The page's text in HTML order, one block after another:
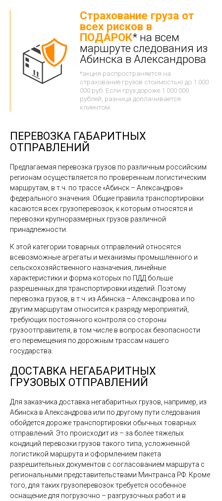
Страхование груза от
всех рисков в
ПОДАРОК* на всем
маршруте следования из
Абинска в Александрова
*акция распространяется на
страхование грузов стоимостью до 1 000
000 руб. Если груз дороже 1 000 000
рублей, разница доплачивается
клиентом.
ПЕРЕВОЗКА ГАБАРИТНЫХ
ОТПРАВЛЕНИЙ
Предлагаемая перевозка грузов по различным российским
регионам осуществляется по проверенным логистическим
маршрутам, в т.ч. по трассе «Абинск – Александров»
федерального значения. Общие правила транспортировки
касаются всех грузоперевозок, к которым относятся и
перевозки крупноразмерных грузов различной
принадлежности.
К этой категории товарных отправлений относятся
всевозможные агрегаты и механизмы промышленного и
сельскохозяйственного назначения, линейные
характеристики и форма которых по ПДД больше
разрешенных для транспортировки изделий. Поэтому
перевозка грузов, в т.ч. из Абинска – Александрова и по
другим маршрутам относится к разряду мероприятий,
требующих постоянного контроля со стороны
грузоотправителя, в том числе в вопросах безопасности
его перемещения по дорожным трассам нашего
государства.
ДОСТАВКА НЕГАБАРИТНЫХ
ГРУЗОВЫХ ОТПРАВЛЕНИЙ
Для заказчика доставка негабаритных грузов, например, из
Абинска в Александрова или по другому пути следования
обойдется дороже транспортировки обычных товарных
отправлений. Это происходит из – за более тяжелых
кондиций перевозки грузов такого типа, усложненной
логистикой маршрута и оформлением пакета
разрешительных документов с согласованием маршрута с
региональными представительствами Минтранса РФ. Кроме
того, для таких грузоперевозок требуется особенное
оснащение для погрузочно – разгрузочных работ и в